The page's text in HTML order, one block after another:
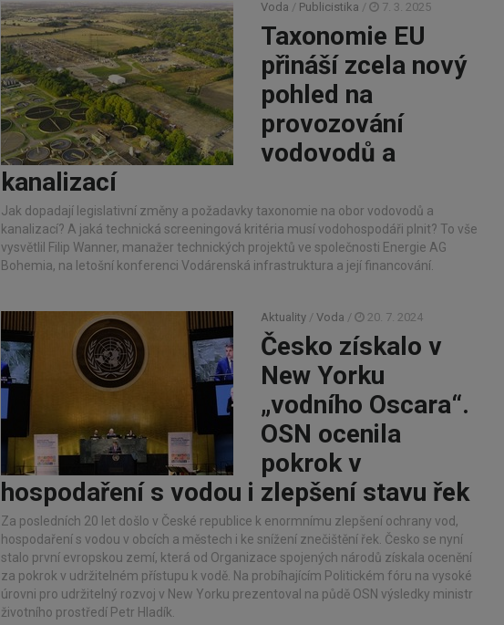
Voda / Publicistika / 7. 3. 2025
Taxonomie EU
přináší zcela nový
pohled na
provozování
vodovodů a
kanalizací
Jak dopadají legislativní změny a požadavky taxonomie na obor vodovodů a
kanalizací? A jaká technická screeningová kritéria musí vodohospodáři plnit? To vše
vysvětlil Filip Wanner, manažer technických projektů ve společnosti Energie AG
Bohemia, na letošní konferenci Vodárenská infrastruktura a její financování.
Aktuality / Voda / 20. 7. 2024
Česko získalo v
New Yorku
„vodního Oscara“.
OSN ocenila
pokrok v
hospodaření s vodou i zlepšení stavu řek
Za posledních 20 let došlo v České republice k enormnímu zlepšení ochrany vod,
hospodaření s vodou v obcích a městech i ke snížení znečištění řek. Česko se nyní
stalo první evropskou zemí, která od Organizace spojených národů získala ocenění
za pokrok v udržitelném přístupu k vodě. Na probíhajícím Politickém fóru na vysoké
úrovni pro udržitelný rozvoj v New Yorku prezentoval na půdě OSN výsledky ministr
životního prostředí Petr Hladík.